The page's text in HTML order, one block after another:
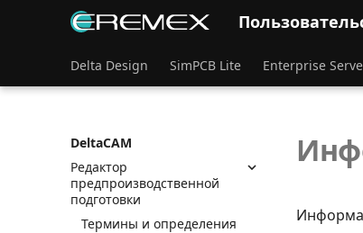
Delta Design SimPCB Lite Enterprise
DeltaCAM
Редактор
предпроизводственной
подготовки
Термины и определения